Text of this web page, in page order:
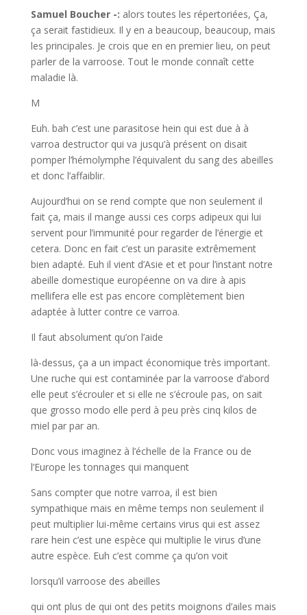
Samuel Boucher -: alors toutes les répertoriées, Ça,
ça serait fastidieux. Il y en a beaucoup, beaucoup, mais
les principales. Je crois que en en premier lieu, on peut
parler de la varroose. Tout le monde connaît cette
maladie là.
M
Euh. bah c’est une parasitose hein qui est due à à
varroa destructor qui va jusqu’à présent on disait
pomper l’hémolymphe l’équivalent du sang des abeilles
et donc l’affaiblir.
Aujourd’hui on se rend compte que non seulement il
fait ça, mais il mange aussi ces corps adipeux qui lui
servent pour l’immunité pour regarder de l’énergie et
cetera. Donc en fait c’est un parasite extrêmement
bien adapté. Euh il vient d’Asie et et pour l’instant notre
abeille domestique européenne on va dire à apis
mellifera elle est pas encore complètement bien
adaptée à lutter contre ce varroa.
Il faut absolument qu’on l’aide
là-dessus, ça a un impact économique très important.
Une ruche qui est contaminée par la varroose d’abord
elle peut s’écrouler et si elle ne s’écroule pas, on sait
que grosso modo elle perd à peu près cinq kilos de
miel par par an.
Donc vous imaginez à l’échelle de la France ou de
l’Europe les tonnages qui manquent
Sans compter que notre varroa, il est bien
sympathique mais en même temps non seulement il
peut multiplier lui-même certains virus qui est assez
rare hein c’est une espèce qui multiplie le virus d’une
autre espèce. Euh c’est comme ça qu’on voit
lorsqu’il varroose des abeilles
qui ont plus de qui ont des petits moignons d’ailes mais